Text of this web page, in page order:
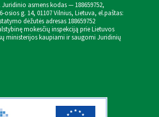
asmens kodas — 188659752,
osios g. 14, 01107 Vilnius, Lietuva, el.paštas:
dėžutės adresas 188659752
mokesčių inspekciją prie Lietuvos
ministerijos kaupiami ir saugomi Juridinių